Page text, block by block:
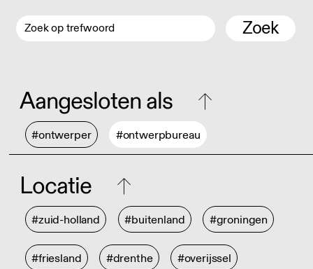
Zoek
Aangesloten als
#ontwerper #ontwerpbureau
Locatie
#zuid-holland #buitenland #groningen
#friesland #drenthe #overijssel